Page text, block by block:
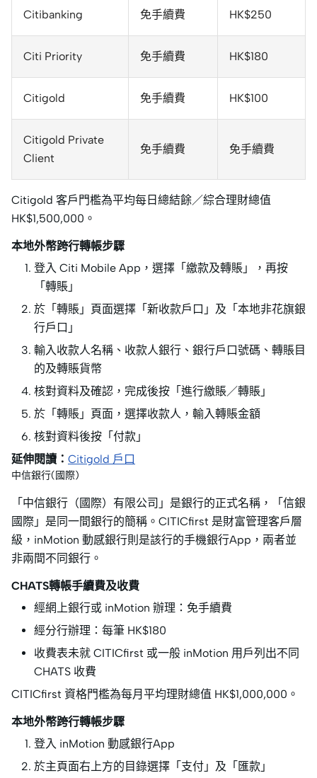
Citibanking 免手續費 HK$250
Citi Priority 免手續費 HK$180
Citigold 免手續費 HK$100
Citigold Private
Client
免手續費 免手續費
Citigold 客戶門檻為平均每日總結餘／綜合理財總值
HK$1,500,000。
本地外幣跨行轉帳步驟
登入 Citi Mobile App，選擇「繳款及轉賬」，再按
「轉賬」
於「轉賬」頁面選擇「新收款戶口」及「本地非花旗銀
行戶口」
輸入收款人名稱、收款人銀行、銀行戶口號碼、轉賬目
的及轉賬貨幣
核對資料及確認，完成後按「進行繳賬／轉賬」
於「轉賬」頁面，選擇收款人，輸入轉賬金額
核對資料後按「付款」
延伸閱讀： Citigold 戶口
中信銀行(國際)
「中信銀行（國際）有限公司」是銀行的正式名稱，「信銀
國際」是同一間銀行的簡稱。CITICfirst 是財富管理客戶層
級，inMotion 動感銀行則是該行的手機銀行App，兩者並
非兩間不同銀行。
CHATS轉帳手續費及收費
經網上銀行或 inMotion 辦理：免手續費
經分行辦理：每筆 HK$180
收費表未就 CITICfirst 或一般 inMotion 用戶列出不同
CHATS 收費
CITICfirst 資格門檻為每月平均理財總值 HK$1,000,000。
本地外幣跨行轉帳步驟
登入 inMotion 動感銀行App
於主頁面右上方的目錄選擇「支付」及「匯款」